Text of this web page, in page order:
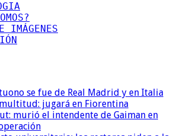
IMÁGENES
se fue de Real Madrid y en Italia
jugará en Fiorentina
murió el intendente de Gaiman en